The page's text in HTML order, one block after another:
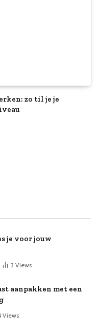
zo til je je
je voor jouw
3 Views
aanpakken met een
Views